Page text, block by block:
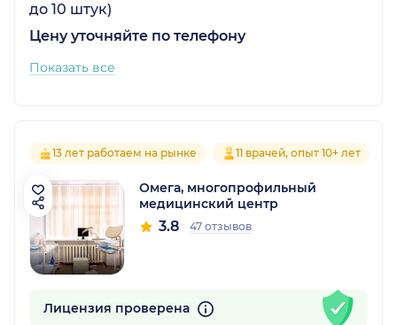
до 10 штук)
Цену уточняйте по телефону
Показать все
13 лет работаем на рынке 11 врачей, опыт 10+ лет
Омега, многопрофильный
медицинский центр
3.8 47 отзывов
Лицензия проверена